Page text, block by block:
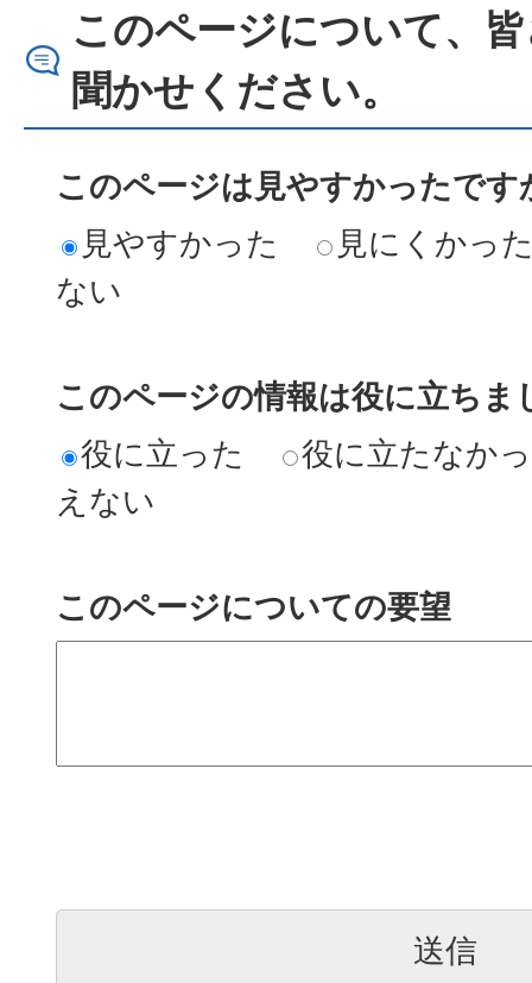
このページについて、
聞かせください。
このページは見やすかったです
見やすかった
見にくかっ
ない
このページの情報は役に立ちま
役に立った
役に立たなか
えない
このページについての要望